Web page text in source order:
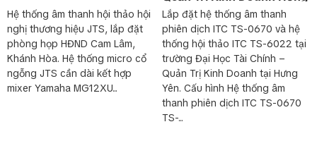
chế độ hoạt động cho các hộp micro hội thảo cũng như
cung cấp các kết nối vào/ ra cho các thiết bị audio
khác. Ngoài các nhiệm vụ điều khiển và kết nối tín hiệu
trên, khối điều khiển trung tâm cũng làm nhiệm vụ cấp
nguồn cho các hộp hội thảo.
Với chức năng triệt tiêu hồi âm kỹ thuật số, âm lượng
của loa ra trên hệ thống có thể được đặt ở mức cao hơn
mà không bị xảy ra hiện tượng rú rít. Chức năng này chỉ
có ở các model CCS-CURD.
Hệ thống âm thanh hội thảo hội
nghị thương hiệu JTS, lắp đặt
phòng họp HĐND Cam Lâm,
Khánh Hòa. Hệ thống micro cổ
ngỗng JTS cần dài kết hợp
mixer Yamaha MG12XU...
Yên
Lắp đặt hệ thống âm thanh
phiên dịch ITC TS-0670 và hệ
thống hội thảo ITC TS-6022 tại
trường Đại Học Tài Chính –
Quản Trị Kinh Doanh tại Hưng
Yên. Cấu hình Hệ thống âm
thanh phiên dịch ITC TS-0670
TS-...